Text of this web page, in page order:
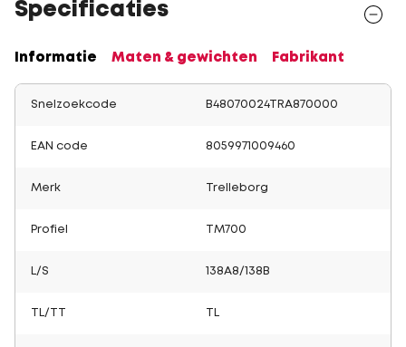
Specificaties
Informatie Maten & gewichten Fabrikant
Snelzoekcode B48070024TRA870000
EAN code 8059971009460
Merk Trelleborg
Profiel TM700
L/S 138A8/138B
TL/TT